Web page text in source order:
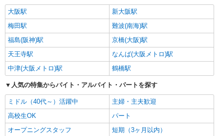
大阪駅
新大阪駅
梅田駅
難波(南海)駅
福島(阪神)駅
京橋(大阪)駅
天王寺駅
なんば(大阪メトロ)駅
中津(大阪メトロ)駅
鶴橋駅
人気の特集からバイト・アルバイト・パートを探す
ミドル（40代～）活躍中
主婦・主夫歓迎
高校生OK
パート
オープニングスタッフ
短期（3ヶ月以内）